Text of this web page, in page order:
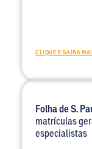
CLIQUE E SAIBA
Folha de S.
matrículas
especialistas